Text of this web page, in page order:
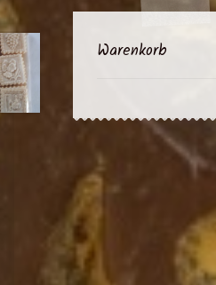
Warenkorb